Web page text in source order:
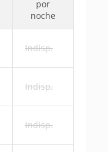
por
noche
Indisp.
Indisp.
Indisp.